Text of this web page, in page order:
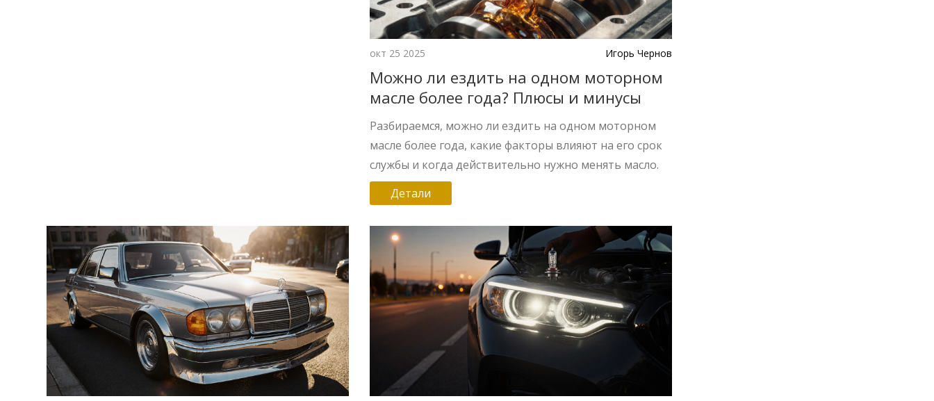
окт 25 2025 Игорь Чернов
Можно ли ездить на одном моторном
масле более года? Плюсы и минусы
Разбираемся, можно ли ездить на одном моторном
масле более года, какие факторы влияют на его срок
службы и когда действительно нужно менять масло.
Детали